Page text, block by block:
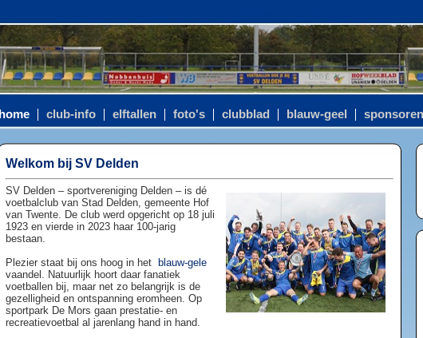
home club-info elftallen foto's clubblad blauw-geel sponsoren
Welkom bij SV Delden
SV Delden – sportvereniging Delden – is dé
voetbalclub van Stad Delden, gemeente Hof
van Twente. De club werd opgericht op 18 juli
1923 en vierde in 2023 haar 100-jarig
bestaan.
Plezier staat bij ons hoog in het
blauw-gele
vaandel. Natuurlijk hoort daar fanatiek
voetballen bij, maar net zo belangrijk is de
gezelligheid en ontspanning eromheen. Op
sportpark De Mors gaan prestatie- en
recreatievoetbal al jarenlang hand in hand.